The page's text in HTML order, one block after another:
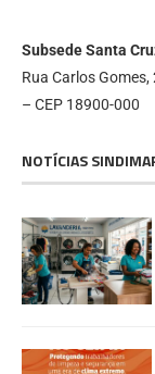
Subsede Santa
Rua Carlos
– CEP 18900-000
NOTÍCIAS